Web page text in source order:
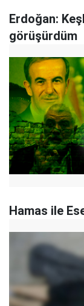
Erdoğan:
görüşürdüm
Hamas ile